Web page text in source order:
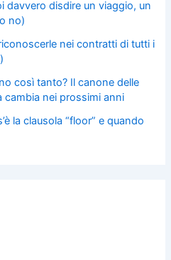
davvero disdire un viaggio, un
no)
nei contratti di tutti i
così tanto? Il canone delle
cambia nei prossimi anni
la clausola “floor” e quando